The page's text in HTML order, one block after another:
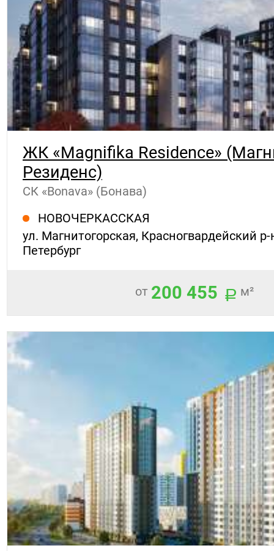
ЖК «Magnifika Residence»
Резиденс)
СК «Bonava» (Бонава)
НОВОЧЕРКАССКАЯ
ул. Магнитогорская, Красногвардейский
Петербург
от 200 455 м²